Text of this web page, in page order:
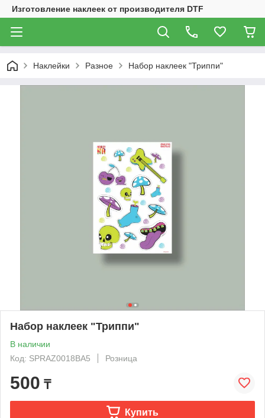
Изготовление наклеек от производителя DTF
Наклейки Разное Набор наклеек "Триппи"
Набор наклеек "Триппи"
В наличии
Код: SPRAZ0018BA5
Розница
500 ₸
Купить